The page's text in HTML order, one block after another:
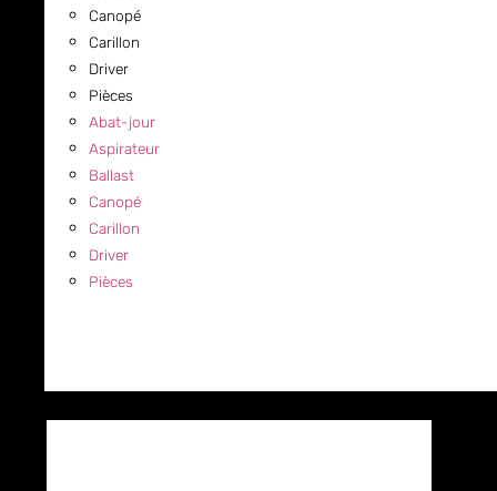
Canopé
Carillon
Driver
Pièces
Abat-jour
Aspirateur
Ballast
Canopé
Carillon
Driver
Pièces